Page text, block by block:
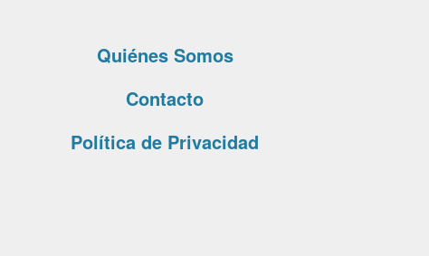
Quiénes Somos
Contacto
Política de Privacidad